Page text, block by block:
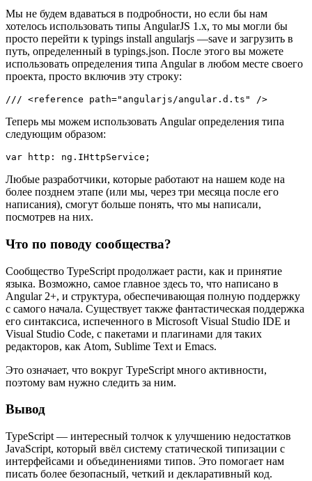
Мы не будем вдаваться в подробности, но если бы нам
хотелось использовать типы AngularJS 1.x, то мы могли бы
просто перейти к typings install angularjs —save и загрузить в
путь, определенный в typings.json. После этого вы можете
использовать определения типа Angular в любом месте своего
проекта, просто включив эту строку:
Теперь мы можем использовать Angular определения типа
следующим образом:
Любые разработчики, которые работают на нашем коде на
более позднем этапе (или мы, через три месяца после его
написания), смогут больше понять, что мы написали,
посмотрев на них.
Что по поводу сообщества?
Сообщество TypeScript продолжает расти, как и принятие
языка. Возможно, самое главное здесь то, что написано в
Angular 2+, и структура, обеспечивающая полную поддержку
с самого начала. Существует также фантастическая поддержка
его синтаксиса, испеченного в Microsoft Visual Studio IDE и
Visual Studio Code, с пакетами и плагинами для таких
редакторов, как Atom, Sublime Text и Emacs.
Это означает, что вокруг TypeScript много активности,
поэтому вам нужно следить за ним.
Вывод
TypeScript — интересный толчок к улучшению недостатков
JavaScript, который ввёл систему статической типизации с
интерфейсами и объединениями типов. Это помогает нам
писать более безопасный, четкий и декларативный код.